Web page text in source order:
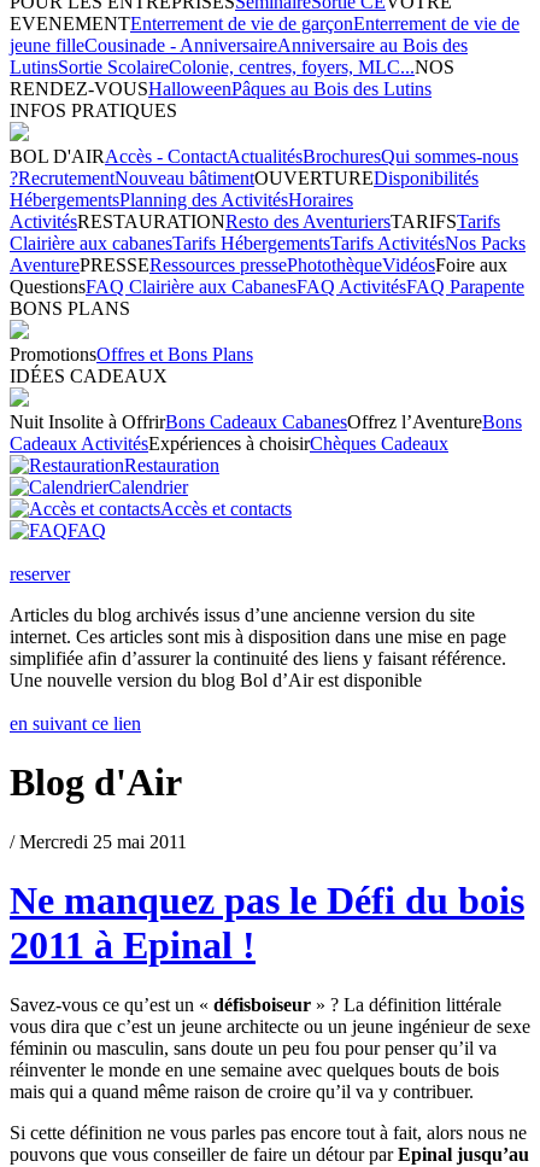
EVENEMENTEnterrement de vie de garçonEnterrement de vie de
jeune filleCousinade - AnniversaireAnniversaire au Bois des
LutinsSortie ScolaireColonie, centres, foyers, MLC...NOS
RENDEZ-VOUSHalloweenPâques au Bois des Lutins
INFOS PRATIQUES
BOL D'AIRAccès - ContactActualitésBrochuresQui sommes-nous
?RecrutementNouveau bâtimentOUVERTUREDisponibilités
HébergementsPlanning des ActivitésHoraires
ActivitésRESTAURATIONResto des AventuriersTARIFSTarifs
Clairière aux cabanesTarifs HébergementsTarifs ActivitésNos Packs
AventurePRESSERessources pressePhotothèqueVidéosFoire aux
QuestionsFAQ Clairière aux CabanesFAQ ActivitésFAQ Parapente
BONS PLANS
PromotionsOffres et Bons Plans
IDÉES CADEAUX
Nuit Insolite à OffrirBons Cadeaux CabanesOffrez l’AventureBons
Cadeaux ActivitésExpériences à choisirChèques Cadeaux
Restauration
Calendrier
Accès et contacts
FAQ
reserver
Articles du blog archivés issus d’une ancienne version du site
internet. Ces articles sont mis à disposition dans une mise en page
simplifiée afin d’assurer la continuité des liens y faisant référence.
Une nouvelle version du blog Bol d’Air est disponible
en suivant ce lien
Blog d'Air
/ Mercredi 25 mai 2011
Ne manquez pas le Défi du bois
2011 à Epinal !
Savez-vous ce qu’est un « défisboiseur » ? La définition littérale
vous dira que c’est un jeune architecte ou un jeune ingénieur de sexe
féminin ou masculin, sans doute un peu fou pour penser qu’il va
réinventer le monde en une semaine avec quelques bouts de bois
mais qui a quand même raison de croire qu’il va y contribuer.
Si cette définition ne vous parles pas encore tout à fait, alors nous ne
pouvons que vous conseiller de faire un détour parEpinal jusqu’au